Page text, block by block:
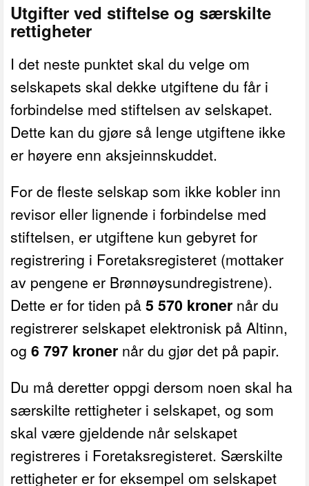
Utgifter ved stiftelse og særskilte
rettigheter
I det neste punktet skal du velge om
selskapets skal dekke utgiftene du får i
forbindelse med stiftelsen av selskapet.
Dette kan du gjøre så lenge utgiftene ikke
er høyere enn aksjeinnskuddet.
For de fleste selskap som ikke kobler inn
revisor eller lignende i forbindelse med
stiftelsen, er utgiftene kun gebyret for
registrering i Foretaksregisteret (mottaker
av pengene er Brønnøysundregistrene).
Dette er for tiden på5 570 kroner når du
registrerer selskapet elektronisk på Altinn,
og6 797 kroner når du gjør det på papir.
Du må deretter oppgi dersom noen skal ha
særskilte rettigheter i selskapet, og som
skal være gjeldende når selskapet
registreres i Foretaksregisteret. Særskilte
rettigheter er for eksempel om selskapet